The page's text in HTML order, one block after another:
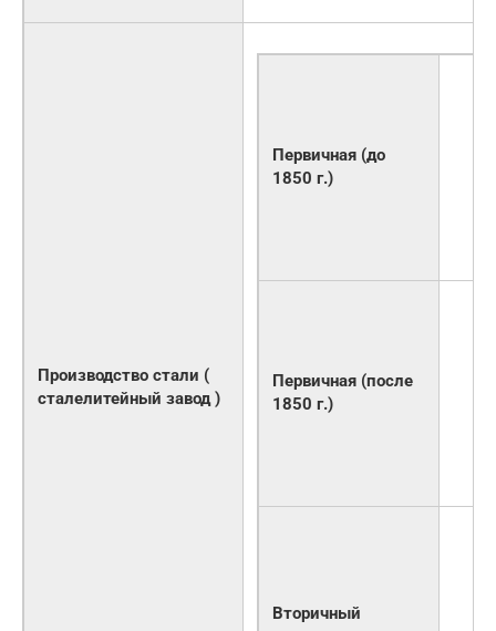
Производство стали (
сталелитейный завод )
Первичная (до
1850 г.)
Первичная (после
1850 г.)
Вторичный